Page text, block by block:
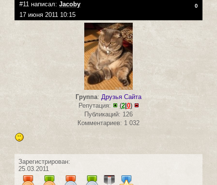
#11 написал: Jacoby 0
17 июня 2011 10:15
Группа: Друзья Сайта
Репутация:
(2| 0)
Публикаций: 126
Комментариев: 1 032
Зарегистрирован:
25.03.2011